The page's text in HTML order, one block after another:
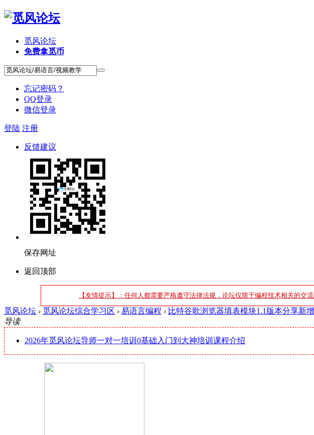
觅风论坛
免费拿觅币
忘记密码？
QQ登录
微信登录
登陆 注册
反馈建议
保存网址
返回顶部
【友情提示】：任何人都需要严格遵守法律法规，论坛仅限于编程技术相关的
觅风论坛 › 觅风论坛综合学习区 › 易语言编程 › 比特谷歌浏览器填表模块1.1版本分享新
导读
2026年觅风论坛导师一对一培训0基础入门到大神培训课程介绍